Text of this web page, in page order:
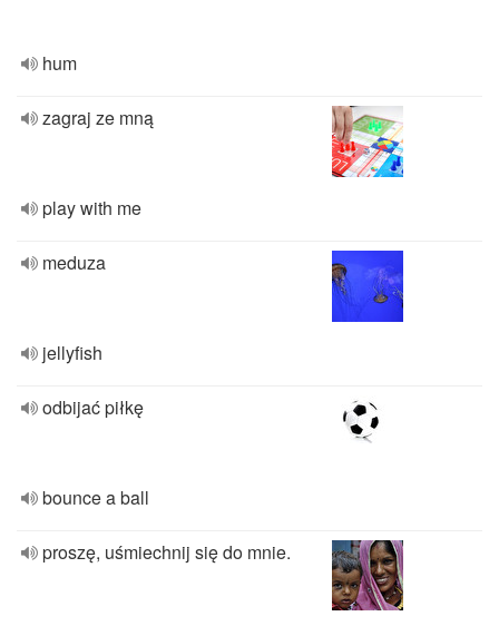
hum
zagraj ze mną
play with me
meduza
jellyfish
odbijać piłkę
bounce a ball
proszę, uśmiechnij się do mnie.